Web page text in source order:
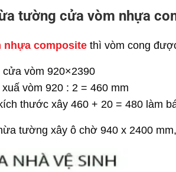
tường cửa vòm nhựa
nhựa composite thì vòm cong
vòm 920×2390
vòm 920 : 2 = 460 mm
thước xây 460 + 20 = 480 làm
tường xây ô chờ 940 x 2400